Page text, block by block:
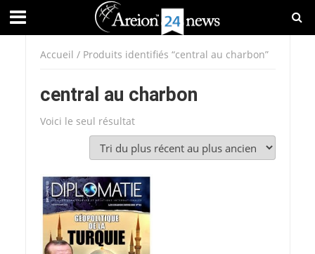
Accueil / Produits identifiés “central au charbon”
central au charbon
Voici le seul résultat